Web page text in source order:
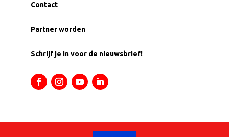
Contact
Partner worden
Schrijf je in voor de nieuwsbrief!